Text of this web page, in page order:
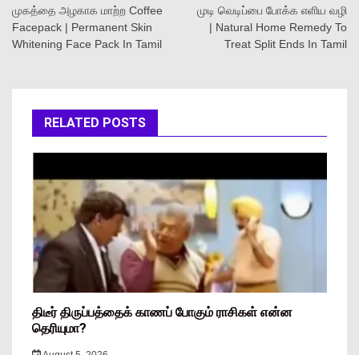
முகத்தை அழகாக மாற்ற Coffee
Facepack | Permanent Skin
Whitening Face Pack In Tamil
முடி வெடிப்பை போக்க எளிய வழி
| Natural Home Remedy To
Treat Split Ends In Tamil
RELATED POSTS
திடீர் திருப்பத்தைக் காணப் போகும் ராசிகள் என்ன
தெரியுமா?